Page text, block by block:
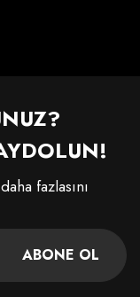
fazlasını
ABONE OL